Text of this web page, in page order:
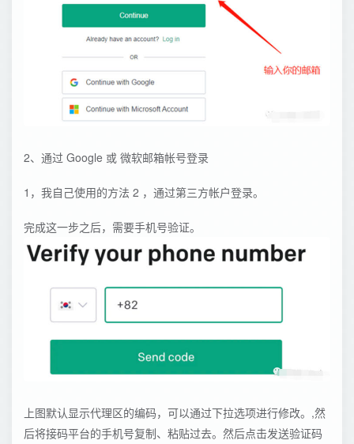
2、通过 Google 或 微软邮箱帐号登录
1，我自己使用的方法 2 ，通过第三方帐户登录。
完成这一步之后，需要手机号验证。
上图默认显示代理区的编码，可以通过下拉选项进行修改。,然
后将接码平台的手机号复制、粘贴过去。然后点击发送验证码